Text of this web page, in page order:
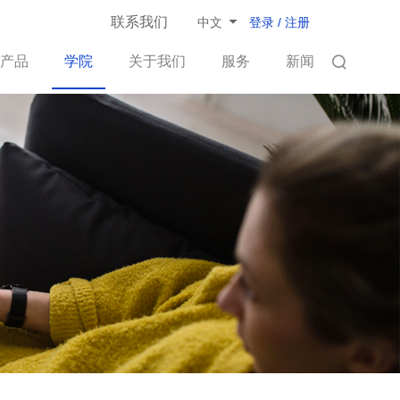
联系我们 中文 登录 / 注册
产品 学院 关于我们 服务 新闻